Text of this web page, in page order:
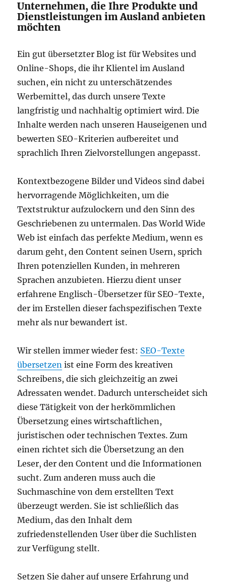
Unternehmen, die Ihre Produkte und
Dienstleistungen im Ausland anbieten
möchten
Ein gut übersetzter Blog ist für Websites und
Online-Shops, die ihr Klientel im Ausland
suchen, ein nicht zu unterschätzendes
Werbemittel, das durch unsere Texte
langfristig und nachhaltig optimiert wird. Die
Inhalte werden nach unseren Hauseigenen und
bewerten SEO-Kriterien aufbereitet und
sprachlich Ihren Zielvorstellungen angepasst.
Kontextbezogene Bilder und Videos sind dabei
hervorragende Möglichkeiten, um die
Textstruktur aufzulockern und den Sinn des
Geschriebenen zu untermalen. Das World Wide
Web ist einfach das perfekte Medium, wenn es
darum geht, den Content seinen Usern, sprich
Ihren potenziellen Kunden, in mehreren
Sprachen anzubieten. Hierzu dient unser
erfahrene Englisch-Übersetzer für SEO-Texte,
der im Erstellen dieser fachspezifischen Texte
mehr als nur bewandert ist.
Wir stellen immer wieder fest: SEO-Texte
übersetzen ist eine Form des kreativen
Schreibens, die sich gleichzeitig an zwei
Adressaten wendet. Dadurch unterscheidet sich
diese Tätigkeit von der herkömmlichen
Übersetzung eines wirtschaftlichen,
juristischen oder technischen Textes. Zum
einen richtet sich die Übersetzung an den
Leser, der den Content und die Informationen
sucht. Zum anderen muss auch die
Suchmaschine von dem erstellten Text
überzeugt werden. Sie ist schließlich das
Medium, das den Inhalt dem
zufriedenstellenden User über die Suchlisten
zur Verfügung stellt.
Setzen Sie daher auf unsere Erfahrung und